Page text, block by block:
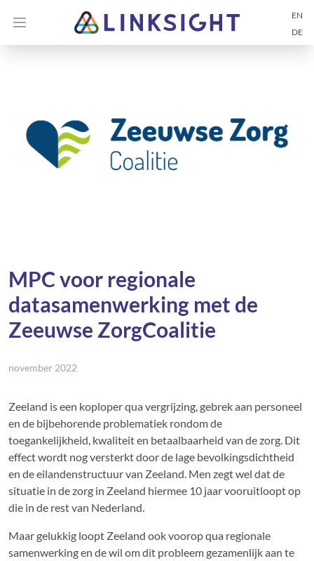
Open main menu
EN
DE
MPC voor regionale
datasamenwerking met de
Zeeuwse ZorgCoalitie
november 2022
Zeeland is een koploper qua vergrijzing, gebrek aan personeel
en de bijbehorende problematiek rondom de
toegankelijkheid, kwaliteit en betaalbaarheid van de zorg. Dit
effect wordt nog versterkt door de lage bevolkingsdichtheid
en de eilandenstructuur van Zeeland. Men zegt wel dat de
situatie in de zorg in Zeeland hiermee 10 jaar vooruitloopt op
die in de rest van Nederland.
Maar gelukkig loopt Zeeland ook voorop qua regionale
samenwerking en de wil om dit probleem gezamenlijk aan te